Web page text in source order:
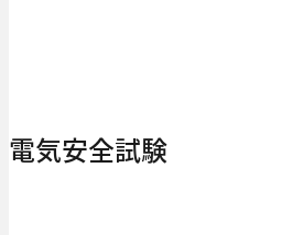
電気安全試験